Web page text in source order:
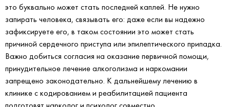
это буквально может стать последней каплей. Не нужно
запирать человека, связывать его: даже если вы надежно
зафиксируете его, в таком состоянии это может стать
причиной сердечного приступа или эпилептического припадка.
Важно добиться согласия на оказание первичной помощи,
принудительное лечение алкоголизма и наркомании
запрещено законодательно. К дальнейшему лечению в
клинике с кодированием и реабилитацией пациента